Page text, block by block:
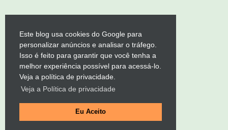
Este blog usa cookies do Google para
personalizar anúncios e analisar o tráfego.
Isso é feito para garantir que você tenha a
melhor experiência possível para acessá-lo.
Veja a política de privacidade.
Veja a Política de privacidade
Eu Aceito